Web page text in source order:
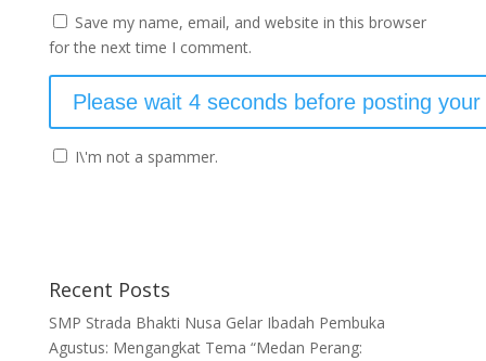
Save my name, email, and website in this browser
for the next time I comment.
I\'m not a spammer.
Recent Posts
SMP Strada Bhakti Nusa Gelar Ibadah Pembuka
Agustus: Mengangkat Tema “Medan Perang: